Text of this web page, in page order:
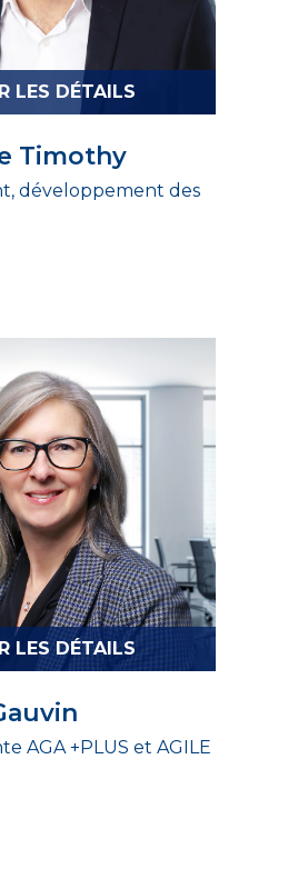
LES DÉTAILS
Timothy
développement des
LES DÉTAILS
AGA +PLUS et AGILE